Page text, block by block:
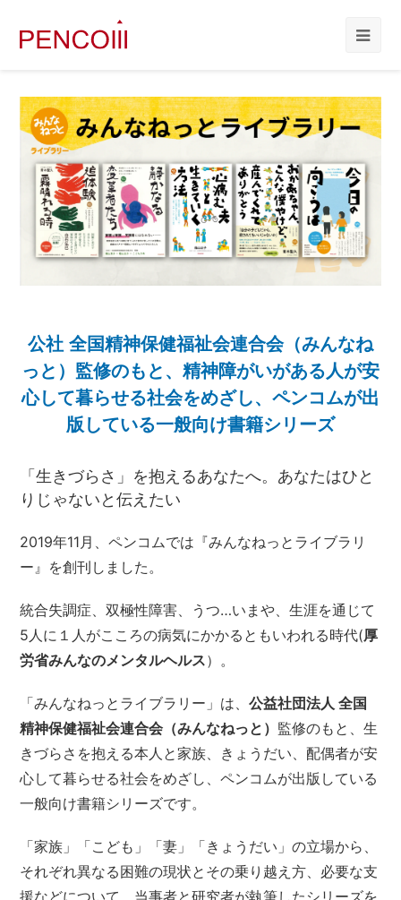
公社 全国精神保健福祉会連合会（みんなね
っと）監修のもと、精神障がいがある人が安
心して暮らせる社会をめざし、ペンコムが出
版している一般向け書籍シリーズ
「生きづらさ」を抱えるあなたへ。あなたはひと
りじゃないと伝えたい
2019年11月、ペンコムでは『みんなねっとライブラリ
ー』を創刊しました。
統合失調症、双極性障害、うつ…いまや、生涯を通じて
5人に１人がこころの病気にかかるともいわれる時代(厚
労省みんなのメンタルヘルス）。
「みんなねっとライブラリー」は、公益社団法人 全国
精神保健福祉会連合会（みんなねっと） 監修のもと、生
きづらさを抱える本人と家族、きょうだい、配偶者が安
心して暮らせる社会をめざし、ペンコムが出版している
一般向け書籍シリーズです。
「家族」「こども」「妻」「きょうだい」の立場から、
それぞれ異なる困難の現状とその乗り越え方、必要な支